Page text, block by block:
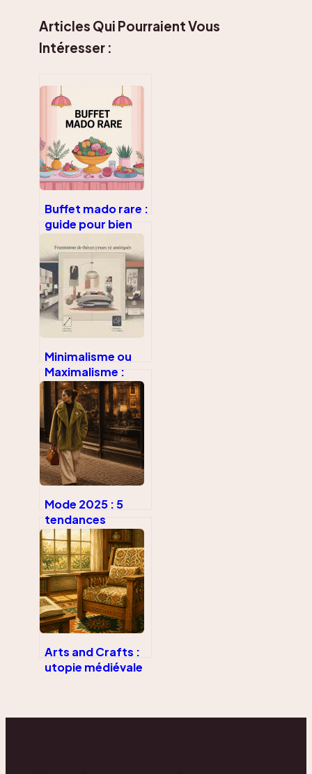
Articles Qui Pourraient Vous
Intéresser :
Buffet mado rare :
guide pour bien
l’acheter et le
valoriser
Minimalisme ou
Maximalisme :
comment choisir
votre style déco
et adopter le
Dopamine Decor
Mode 2025 : 5
tendances
incontournables
pour réinventer
votre style avec
audace
Arts and Crafts :
utopie médiévale